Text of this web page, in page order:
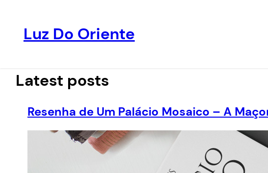
conteúdo
Luz Do Oriente
Latest posts
Resenha de Um Palácio Mosaico – A